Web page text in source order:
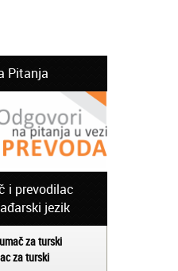
Pitanja
i prevodilac
jezik
za turski
za turski